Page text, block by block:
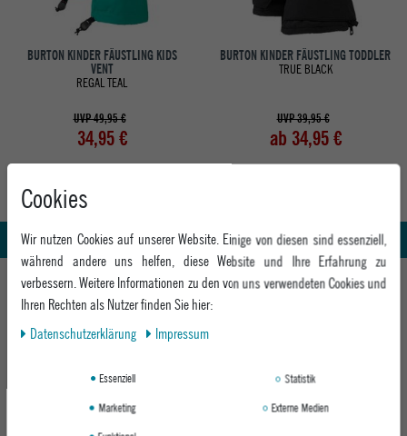
BURTON KINDER FÄUSTLING KIDS
VENT
REGAL TEAL
UVP 49,95 €
34,95 €
BURTON KINDER FÄUSTLING TODDLER
TRUE BLACK
UVP 39,95 €
ab 34,95 €
Kauf auf Rechnung
HILFE UND BERATUNG
Beratung
Zahlung & Versand
INFO & KONTAKT
Montag - Freitag: 8:00 - 18:00
We Care - Wiederverwendete Verpackungen
Cookies
Wir nutzen Cookies auf unserer Website. Einige von diesen sind essenziell,
während andere uns helfen, diese Website und Ihre Erfahrung zu
verbessern. Weitere Informationen zu den von uns verwendeten Cookies und
Ihren Rechten als Nutzer finden Sie hier:
Daten­schutz­erklärung
Impressum
Essenziell
Statistik
Marketing
Externe Medien